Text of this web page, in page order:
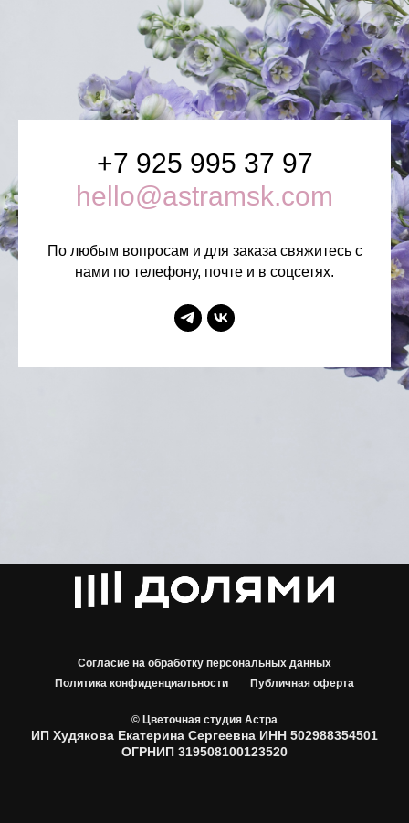
+7 925 995 37 97
hello@astramsk.com
По любым вопросам и для заказа свяжитесь с
нами по телефону, почте и в соцсетях.
Согласие на обработку персональных данных
Политика конфиденциальности
Публичная оферта
© Цветочная студия Астра
ИП Худякова Екатерина Сергеевна ИНН 502988354501
ОГРНИП 319508100123520